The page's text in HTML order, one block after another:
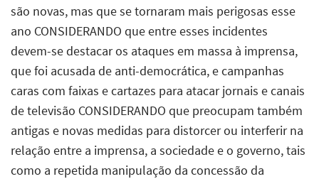
são novas, mas que se tornaram mais perigosas esse
ano CONSIDERANDO que entre esses incidentes
devem-se destacar os ataques em massa à imprensa,
que foi acusada de anti-democrática, e campanhas
caras com faixas e cartazes para atacar jornais e canais
de televisão CONSIDERANDO que preocupam também
antigas e novas medidas para distorcer ou interferir na
relação entre a imprensa, a sociedade e o governo, tais
como a repetida manipulação da concessão da